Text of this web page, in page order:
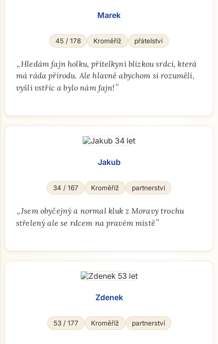
Marek
45 / 178 Kroměříž přátelství
„Hledám fajn holku, přítelkyni blízkou srdci, která
má ráda přírodu. Ale hlavně abychom si rozuměli,
vyšli vstříc a bylo nám fajn!"
Jakub
34 / 167 Kroměříž partnerství
„Jsem obyčejný a normal kluk z Moravy trochu
střelený ale se rdcem na pravém místě"
Zdenek
53 / 177 Kroměříž partnerství